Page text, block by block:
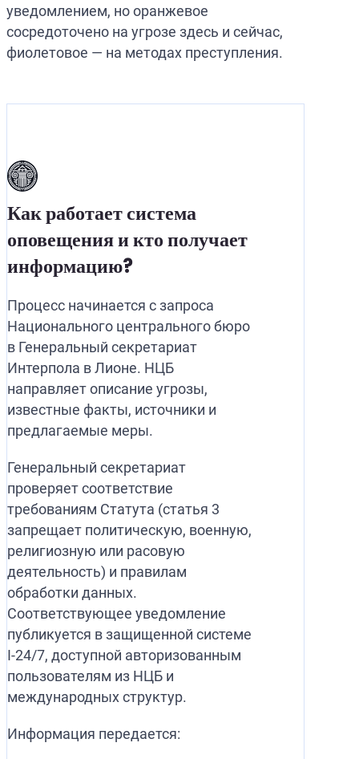
уведомлением, но оранжевое
сосредоточено на угрозе здесь и сейчас,
фиолетовое — на методах преступления.
Как работает система
оповещения и кто получает
информацию?
Процесс начинается с запроса
Национального центрального бюро
в Генеральный секретариат
Интерпола в Лионе. НЦБ
направляет описание угрозы,
известные факты, источники и
предлагаемые меры.
Генеральный секретариат
проверяет соответствие
требованиям Статута (статья 3
запрещает политическую, военную,
религиозную или расовую
деятельность) и правилам
обработки данных.
Соответствующее уведомление
публикуется в защищенной системе
I-24/7, доступной авторизованным
пользователям из НЦБ и
международных структур.
Информация передается: